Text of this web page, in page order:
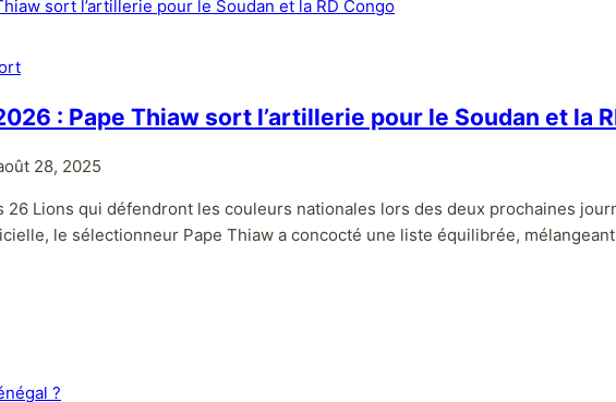
: Pape Thiaw sort l’artillerie pour le Soudan et la
28, 2025
26 Lions qui défendront les couleurs nationales lors des deux prochaines
le sélectionneur Pape Thiaw a concocté une liste équilibrée,